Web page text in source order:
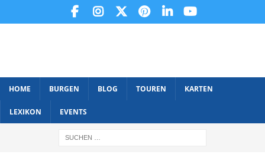
HOME BURGEN BLOG TOUREN KARTEN
LEXIKON EVENTS